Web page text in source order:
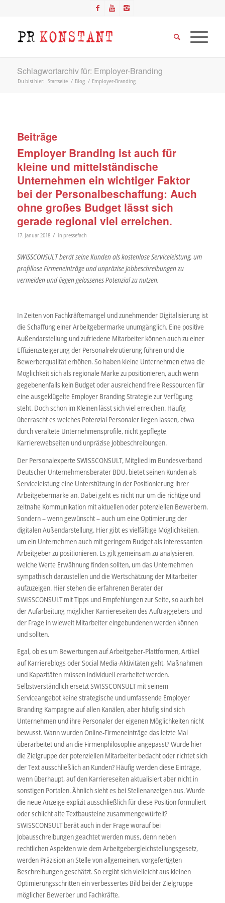
Schlagwortarchiv für: Employer-Branding
Du bist hier: Startseite / Blog / Employer-Branding
Beiträge
Employer Branding ist auch für
kleine und mittelständische
Unternehmen ein wichtiger Faktor
bei der Personalbeschaffung: Auch
ohne großes Budget lässt sich
gerade regional viel erreichen.
17. Januar 2018 / in pressefach
SWISSCONSULT berät seine Kunden als kostenlose Serviceleistung, um
profillose Firmeneinträge und unpräzise Jobbeschreibungen zu
vermeiden und liegen gelassenes Potenzial zu nutzen.
In Zeiten von Fachkräftemangel und zunehmender Digitalisierung ist
die Schaffung einer Arbeitgebermarke unumgänglich. Eine positive
Außendarstellung und zufriedene Mitarbeiter können auch zu einer
Effizienzsteigerung der Personalrekrutierung führen und die
Bewerberqualität erhöhen. So haben kleine Unternehmen etwa die
Möglichkeit sich als regionale Marke zu positionieren, auch wenn
gegebenenfalls kein Budget oder ausreichend freie Ressourcen für
eine ausgeklügelte Employer Branding Strategie zur Verfügung
steht. Doch schon im Kleinen lässt sich viel erreichen. Häufig
überrascht es welches Potenzial Personaler liegen lassen, etwa
durch veraltete Unternehmensprofile, nicht gepflegte
Karrierewebseiten und unpräzise Jobbeschreibungen.
Der Personalexperte SWISSCONSULT, Mitglied im Bundesverband
Deutscher Unternehmensberater BDU, bietet seinen Kunden als
Serviceleistung eine Unterstützung in der Positionierung ihrer
Arbeitgebermarke an. Dabei geht es nicht nur um die richtige und
zeitnahe Kommunikation mit aktuellen oder potenziellen Bewerbern.
Sondern – wenn gewünscht – auch um eine Optimierung der
digitalen Außendarstellung. Hier gibt es vielfältige Möglichkeiten,
um ein Unternehmen auch mit geringem Budget als interessanten
Arbeitgeber zu positionieren. Es gilt gemeinsam zu analysieren,
welche Werte Erwähnung finden sollten, um das Unternehmen
sympathisch darzustellen und die Wertschätzung der Mitarbeiter
aufzuzeigen. Hier stehen die erfahrenen Berater der
SWISSCONSULT mit Tipps und Empfehlungen zur Seite, so auch bei
der Aufarbeitung möglicher Karriereseiten des Auftraggebers und
der Frage in wieweit Mitarbeiter eingebundenen werden können
und sollten.
Egal, ob es um Bewertungen auf Arbeitgeber-Plattformen, Artikel
auf Karriereblogs oder Social Media-Aktivitäten geht, Maßnahmen
und Kapazitäten müssen individuell erarbeitet werden.
Selbstverständlich ersetzt SWISSCONSULT mit seinem
Serviceangebot keine strategische und umfassende Employer
Branding Kampagne auf allen Kanälen, aber häufig sind sich
Unternehmen und ihre Personaler der eigenen Möglichkeiten nicht
bewusst. Wann wurden Online-Firmeneinträge das letzte Mal
überarbeitet und an die Firmenphilosophie angepasst? Wurde hier
die Zielgruppe der potenziellen Mitarbeiter bedacht oder richtet sich
der Text ausschließlich an Kunden? Häufig werden diese Einträge,
wenn überhaupt, auf den Karriereseiten aktualisiert aber nicht in
sonstigen Portalen. Ähnlich sieht es bei Stellenanzeigen aus. Wurde
die neue Anzeige explizit ausschließlich für diese Position formuliert
oder schlicht alte Textbausteine zusammengewürfelt?
SWISSCONSULT berät auch in der Frage worauf bei
Jobausschreibungen geachtet werden muss, denn neben
rechtlichen Aspekten wie dem Arbeitgebergleichstellungsgesetz,
werden Präzision an Stelle von allgemeinen, vorgefertigten
Beschreibungen geschätzt. So ergibt sich vielleicht aus kleinen
Optimierungsschritten ein verbessertes Bild bei der Zielgruppe
möglicher Bewerber und Fachkräfte.